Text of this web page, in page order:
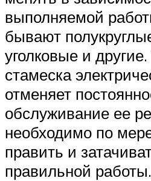
выполняемой
бывают
уголковые и
стамеска
отменяет
обслуживание ее
необходимо по
править и
правильной работы.